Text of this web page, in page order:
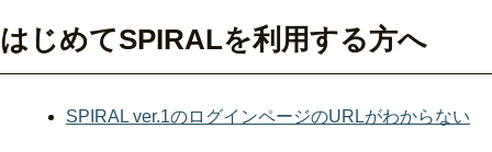
はじめてSPIRALを利用する方へ
SPIRAL ver.1のログインページのURLがわからない